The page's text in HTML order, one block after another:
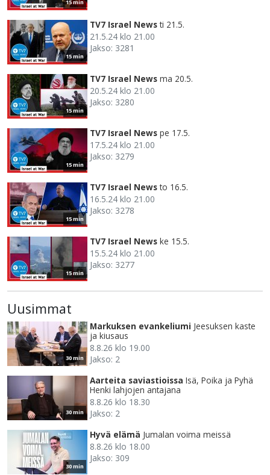
15 min
15 min
TV7 Israel News ti 21.5.
21.5.24 klo 21.00
Jakso: 3281
15 min
TV7 Israel News ma 20.5.
20.5.24 klo 21.00
Jakso: 3280
15 min
TV7 Israel News pe 17.5.
17.5.24 klo 21.00
Jakso: 3279
15 min
TV7 Israel News to 16.5.
16.5.24 klo 21.00
Jakso: 3278
15 min
TV7 Israel News ke 15.5.
15.5.24 klo 21.00
Jakso: 3277
Uusimmat
30 min
Markuksen evankeliumi Jeesuksen kaste
ja kiusaus
8.8.26 klo 19.00
Jakso: 2
30 min
Aarteita saviastioissa Isä, Poika ja Pyhä
Henki lahjojen antajana
8.8.26 klo 18.30
Jakso: 2
30 min
Hyvä elämä Jumalan voima meissä
8.8.26 klo 18.00
Jakso: 309